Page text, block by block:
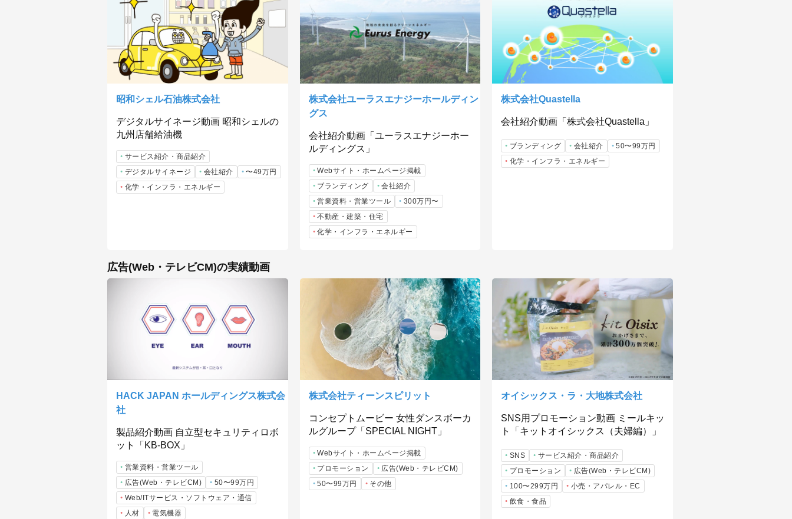
昭和シェル石油株式会社
デジタルサイネージ動画 昭和シェルの
九州店舗給油機
サービス紹介・商品紹介
デジタルサイネージ
会社紹介
〜49万円
化学・インフラ・エネルギー
株式会社ユーラスエナジーホールディン
グス
会社紹介動画「ユーラスエナジーホー
ルディングス」
Webサイト・ホームページ掲載
ブランディング
会社紹介
営業資料・営業ツール
300万円〜
不動産・建築・住宅
化学・インフラ・エネルギー
株式会社Quastella
会社紹介動画「株式会社Quastella」
ブランディング 会社紹介
50〜99万円
化学・インフラ・エネルギー
広告(Web・テレビCM)の実績動画
HACK JAPAN ホールディングス株式会
社
製品紹介動画 自立型セキュリティロボ
ット「KB-BOX」
営業資料・営業ツール
広告(Web・テレビCM)
50〜99万円
Web/ITサービス・ソフトウェア・通信
人材
電気機器
株式会社ティーンスピリット
コンセプトムービー 女性ダンスボーカ
ルグループ「SPECIAL NIGHT」
Webサイト・ホームページ掲載
プロモーション
広告(Web・テレビCM)
50〜99万円
その他
オイシックス・ラ・大地株式会社
SNS用プロモーション動画 ミールキッ
ト「キットオイシックス（夫婦編）」
SNS
サービス紹介・商品紹介
プロモーション
広告(Web・テレビCM)
100〜299万円
小売・アパレル・EC
飲食・食品